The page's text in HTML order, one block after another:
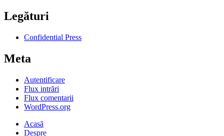
Legături
Confidential Press
Meta
Autentificare
Flux intrări
Flux comentarii
WordPress.org
Acasă
Despre